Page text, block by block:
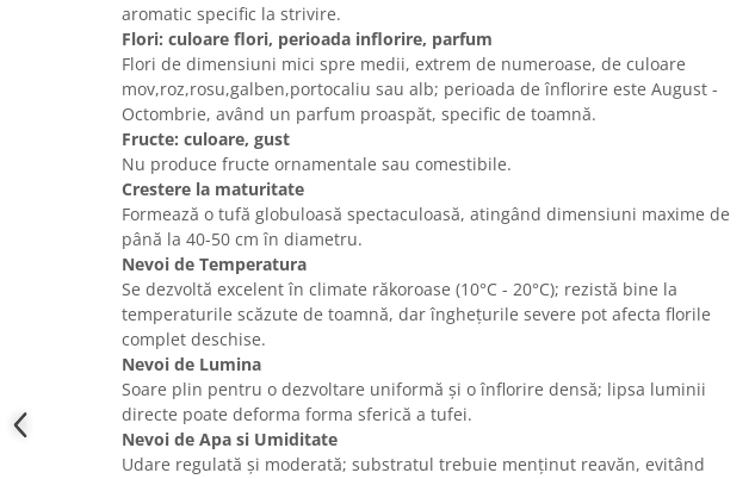
aromatic specific la strivire.
Flori: culoare flori, perioada inflorire, parfum
Flori de dimensiuni mici spre medii, extrem de numeroase, de culoare
mov,roz,rosu,galben,portocaliu sau alb; perioada de înflorire este August -
Octombrie, având un parfum proaspăt, specific de toamnă.
Fructe: culoare, gust
Nu produce fructe ornamentale sau comestibile.
Crestere la maturitate
Formează o tufă globuloasă spectaculoasă, atingând dimensiuni maxime de
până la 40-50 cm în diametru.
Nevoi de Temperatura
Se dezvoltă excelent în climate răkoroase (10°C - 20°C); rezistă bine la
temperaturile scăzute de toamnă, dar înghețurile severe pot afecta florile
complet deschise.
Nevoi de Lumina
Soare plin pentru o dezvoltare uniformă și o înflorire densă; lipsa luminii
directe poate deforma forma sferică a tufei.
Nevoi de Apa si Umiditate
Udare regulată și moderată; substratul trebuie menținut reavăn, evitând